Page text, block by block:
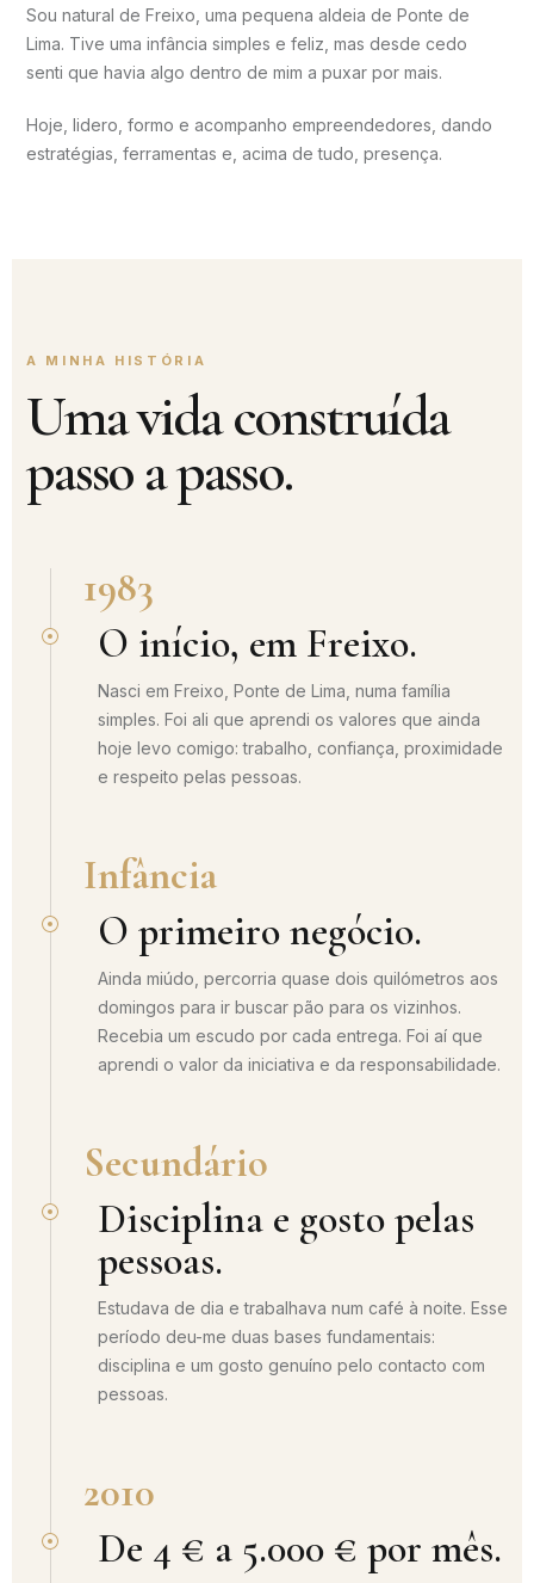
Sou natural de Freixo, uma pequena aldeia de Ponte de
Lima. Tive uma infância simples e feliz, mas desde cedo
senti que havia algo dentro de mim a puxar por mais.
Hoje, lidero, formo e acompanho empreendedores, dando
estratégias, ferramentas e, acima de tudo, presença.
A MINHA HISTÓRIA
Uma vida construída
passo a passo.
1983
O início, em Freixo.
Nasci em Freixo, Ponte de Lima, numa família
simples. Foi ali que aprendi os valores que ainda
hoje levo comigo: trabalho, confiança, proximidade
e respeito pelas pessoas.
Infância
O primeiro negócio.
Ainda miúdo, percorria quase dois quilómetros aos
domingos para ir buscar pão para os vizinhos.
Recebia um escudo por cada entrega. Foi aí que
aprendi o valor da iniciativa e da responsabilidade.
Secundário
Disciplina e gosto pelas
pessoas.
Estudava de dia e trabalhava num café à noite. Esse
período deu-me duas bases fundamentais:
disciplina e um gosto genuíno pelo contacto com
pessoas.
2010
De 4 € a 5.000 € por mês.